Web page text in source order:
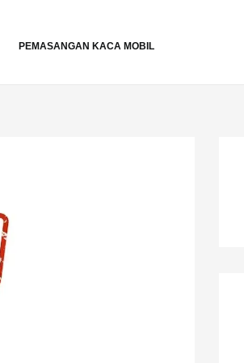
PEMASANGAN KACA MOBIL